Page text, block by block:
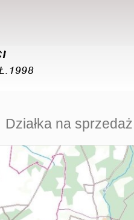
Działka na sprzedaż